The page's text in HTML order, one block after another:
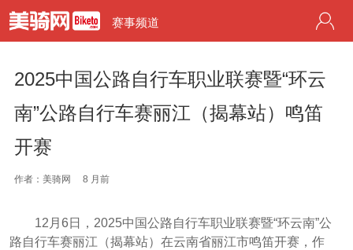
赛事频道
2025中国公路自行车职业联赛暨“环云
南”公路自行车赛丽江（揭幕站）鸣笛
开赛
作者：美骑网 8 月前
12月6日，2025中国公路自行车职业联赛暨“环云南”公
路自行车赛丽江（揭幕站）在云南省丽江市鸣笛开赛，作